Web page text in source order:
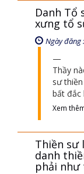
Danh Tổ
xưng tổ
Ngày đăng
Thầy
sư
bất đắc
Xem
Thiền sư
danh
phải như